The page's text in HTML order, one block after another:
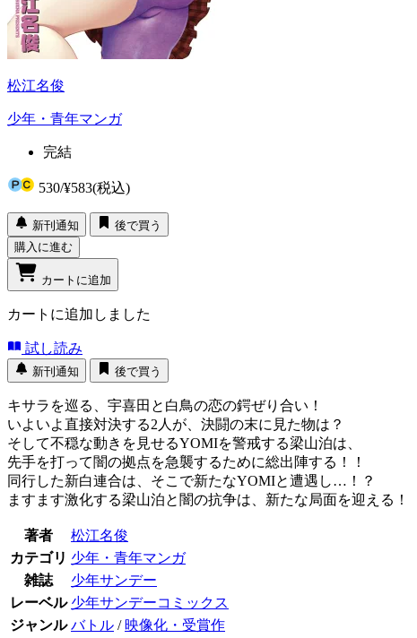
松江名俊
少年・青年マンガ
完結
530/¥583(税込)
新刊通知
後で買う
購入に進む
カートに追加
カートに追加しました
試し読み
新刊通知 後で買う
キサラを巡る、宇喜田と白鳥の恋の鍔ぜり合い！
いよいよ直接対決する2人が、決闘の末に見た物は？
そして不穏な動きを見せるYOMIを警戒する梁山泊は、
先手を打って闇の拠点を急襲するために総出陣する！！
同行した新白連合は、そこで新たなYOMIと遭遇し…！？
ますます激化する梁山泊と闇の抗争は、新たな局面を迎える！
著者
松江名俊
カテゴリ 少年・青年マンガ
雑誌
少年サンデー
レーベル 少年サンデーコミックス
ジャンル バトル / 映像化・受賞作